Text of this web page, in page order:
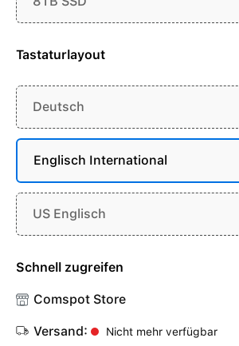
Tastaturlayout
Deutsch
Englisch International
US Englisch
Schnell zugreifen
Comspot Store
Versand: Nicht mehr verfügbar